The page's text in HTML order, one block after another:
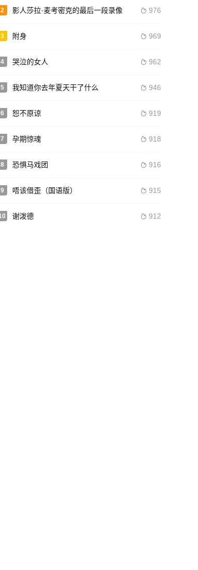
Lisa Mcconnell David E. McMahon Lilian Moore Kierney
Juan Pablo Olyslager Ayla-Elea Hurtado Pedro Javier Silva
里·保罗·瓦伦蒂
·巴特利特 康纳·道兹 阿什利·泰勒 图米绍·麻沙
2  976
影人莎拉·麦考密克的最后一段录像
3  969
附身
4  962
哭泣的女人
5  946
我知道你去年夏天干了什么
6  919
恕不原谅
7  918
孕期惊魂
8  916
恐惧马戏团
9  915
唔该借歪（国语版）
 912
谢泼德